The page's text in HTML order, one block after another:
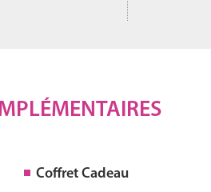
Coffret Cadeau